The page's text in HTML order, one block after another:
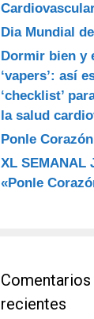
Dia Mundial
Dormir bien y
‘vapers’: así
‘checklist’
la salud
Ponle Corazón
XL SEMANAL
«Ponle
Comentarios
recientes